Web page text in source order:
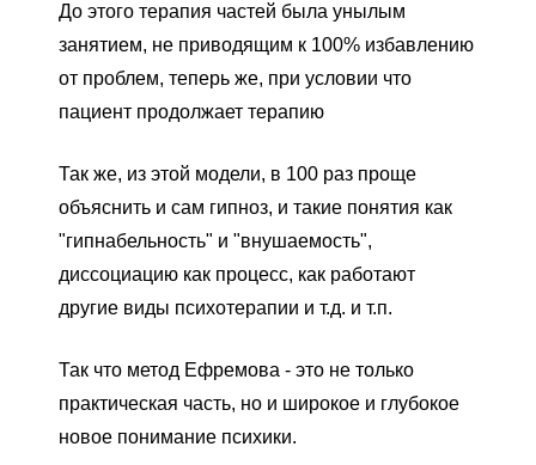
До этого терапия частей была унылым
занятием, не приводящим к 100% избавлению
от проблем, теперь же, при условии что
пациент продолжает терапию
Так же, из этой модели, в 100 раз проще
объяснить и сам гипноз, и такие понятия как
"гипнабельность" и "внушаемость",
диссоциацию как процесс, как работают
другие виды психотерапии и т.д. и т.п.
Так что метод Ефремова - это не только
практическая часть, но и широкое и глубокое
новое понимание психики.